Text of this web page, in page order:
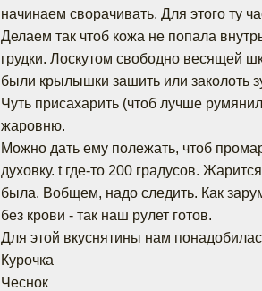
начинаем сворачивать. Для этого ту
Делаем так чтоб кожа не попала
грудки. Лоскутом свободно весящей
были крылышки зашить или заколоть
Чуть присахарить (чтоб лучше
жаровню.
Можно дать ему полежать, чтоб
духовку. t где-то 200 градусов.
была. Вобщем, надо следить. Как
без крови - так наш рулет готов.
Для этой вкуснятины нам
Курочка
Чеснок